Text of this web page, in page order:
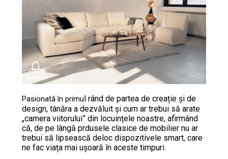
Pasionată în primul rând de partea de creație și de
design, tânăra a dezvăluit și cum ar trebui să arate
„camera viitorului” din locuințele noastre, afirmând
că, de pe lângă prdusele clasice de mobilier nu ar
trebui să lipsească deloc dispozitivele smart, care
ne fac viața mai ușoară în aceste timpuri.